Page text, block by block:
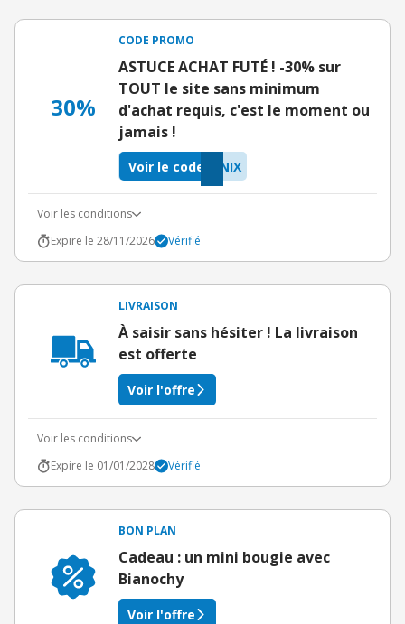
30%
CODE PROMO
ASTUCE ACHAT FUTÉ ! -30% sur
TOUT le site sans minimum
d'achat requis, c'est le moment ou
jamais !
NIX
Voir le code
Voir les conditions
Expire le 28/11/2026
Vérifié
LIVRAISON
À saisir sans hésiter ! La livraison
est offerte
Voir l'offre
Voir les conditions
Expire le 01/01/2028
Vérifié
BON PLAN
Cadeau : un mini bougie avec
Bianochy
Voir l'offre